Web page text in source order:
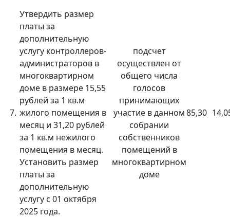
7.
Утвердить размер
платы за
дополнительную
услугу контроллеров-
администраторов в
многоквартирном
доме в размере 15,55
рублей за 1 кв.м
жилого помещения в
месяц и 31,20 рублей
за 1 кв.м нежилого
помещения в месяц.
Установить размер
платы за
дополнительную
услугу с 01 октября
2025 года.
подсчет
осуществлен от
общего числа
голосов
принимающих
участие в данном
собрании
собственников
помещений в
многоквартирном
доме
85,30